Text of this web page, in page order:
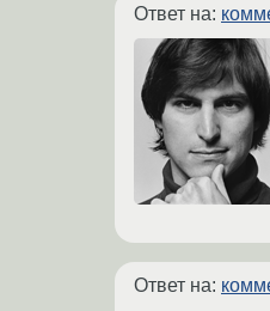
Ответ на:
Ответ на: